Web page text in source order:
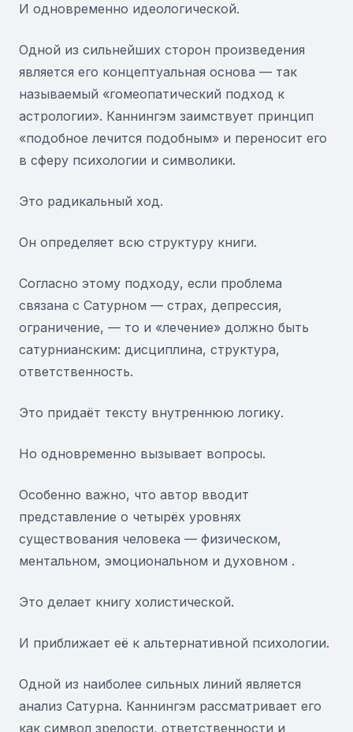
И одновременно идеологической.
Одной из сильнейших сторон произведения
является его концептуальная основа — так
называемый «гомеопатический подход к
астрологии». Каннингэм заимствует принцип
«подобное лечится подобным» и переносит его
в сферу психологии и символики.
Это радикальный ход.
Он определяет всю структуру книги.
Согласно этому подходу, если проблема
связана с Сатурном — страх, депрессия,
ограничение, — то и «лечение» должно быть
сатурнианским: дисциплина, структура,
ответственность.
Это придаёт тексту внутреннюю логику.
Но одновременно вызывает вопросы.
Особенно важно, что автор вводит
представление о четырёх уровнях
существования человека — физическом,
ментальном, эмоциональном и духовном .
Это делает книгу холистической.
И приближает её к альтернативной психологии.
Одной из наиболее сильных линий является
анализ Сатурна. Каннингэм рассматривает его
как символ зрелости, ответственности и